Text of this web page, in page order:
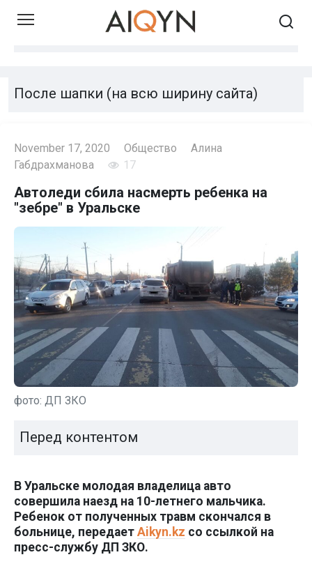
Skip
После шапки (на всю ширину сайта)
November 17, 2020 Общество
Алина
Габдрахманова
17
Автоледи сбила насмерть ребенка на
"зебре" в Уральске
фото: ДП ЗКО
Перед контентом
В Уральске молодая владелица авто
совершила наезд на 10-летнего мальчика.
Ребенок от полученных травм скончался в
больнице, передает Aikyn.kz со ссылкой на
пресс-службу ДП ЗКО.